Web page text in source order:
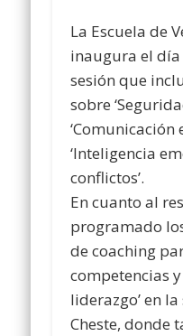
La Escuela de
inaugura el
sesión que
sobre
‘Comunicación
‘Inteligencia
conflictos’.
En cuanto al
programado
de coaching
competencias
liderazgo’ en la
Cheste, donde